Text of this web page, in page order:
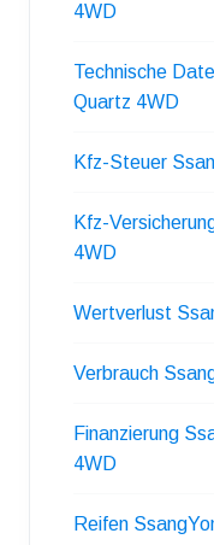
4WD
Technische
Quartz 4WD
Kfz-Steuer
Kfz-
4WD
Wertverlust
Verbrauch
Finanzierung
4WD
Reifen